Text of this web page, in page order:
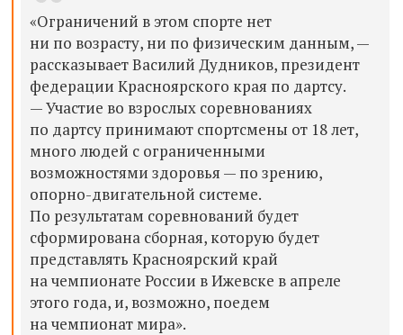
«Ограничений в этом спорте нет
ни по возрасту, ни по физическим данным, —
рассказывает Василий Дудников, президент
федерации Красноярского края по дартсу.
— Участие во взрослых соревнованиях
по дартсу принимают спортсмены от 18 лет,
много людей с ограниченными
возможностями здоровья — по зрению,
опорно-двигательной системе.
По результатам соревнований будет
сформирована сборная, которую будет
представлять Красноярский край
на чемпионате России в Ижевске в апреле
этого года, и, возможно, поедем
на чемпионат мира».